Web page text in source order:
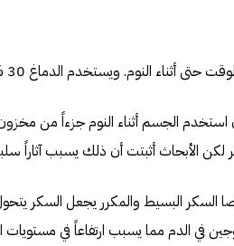
النوم. ويستخدم الدماغ 30 % من هذه الطاقة.
الجسم أثناء النوم جزءاً من
لكن الأبحاث أثبتت أن ذلك يسبب آثاراً
السكر البسيط والمكرر يجعل السكر
في الدم مما يسبب ارتفاعاً في مستويات